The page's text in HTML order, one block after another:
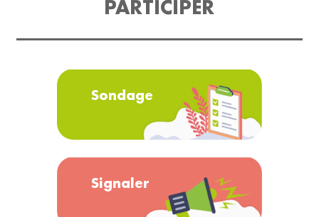
PARTICIPER
Sondage
Signaler